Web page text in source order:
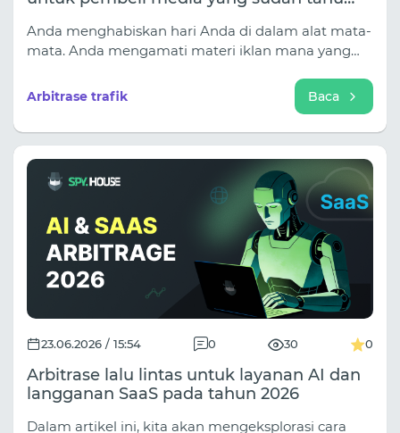
Anda menghabiskan hari Anda di dalam alat mata-
mata. Anda mengamati materi iklan mana yang
terus digunakan kembali, dan landing page mana
yang muncul di tiga vertikal berbeda dalam
seminggu. Pada saat Anda menutup tab tersebut,
Anda biasanya sudah tahu persis apa yang ingin
Anda jalankan.
Arbitrase trafik Baca
23.06.2026 / 15:54 0 30 0
Arbitrase lalu lintas untuk layanan AI dan
langganan SaaS pada tahun 2026
Dalam artikel ini, kita akan mengeksplorasi cara